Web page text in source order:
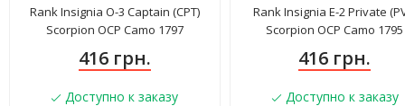
Rank Insignia O-3 Captain (CPT)
Scorpion OCP Camo 1797
416 грн.
Доступно к заказу
Rank Insignia E-2 Private
Scorpion OCP Camo 1795
416 грн.
Доступно к заказу